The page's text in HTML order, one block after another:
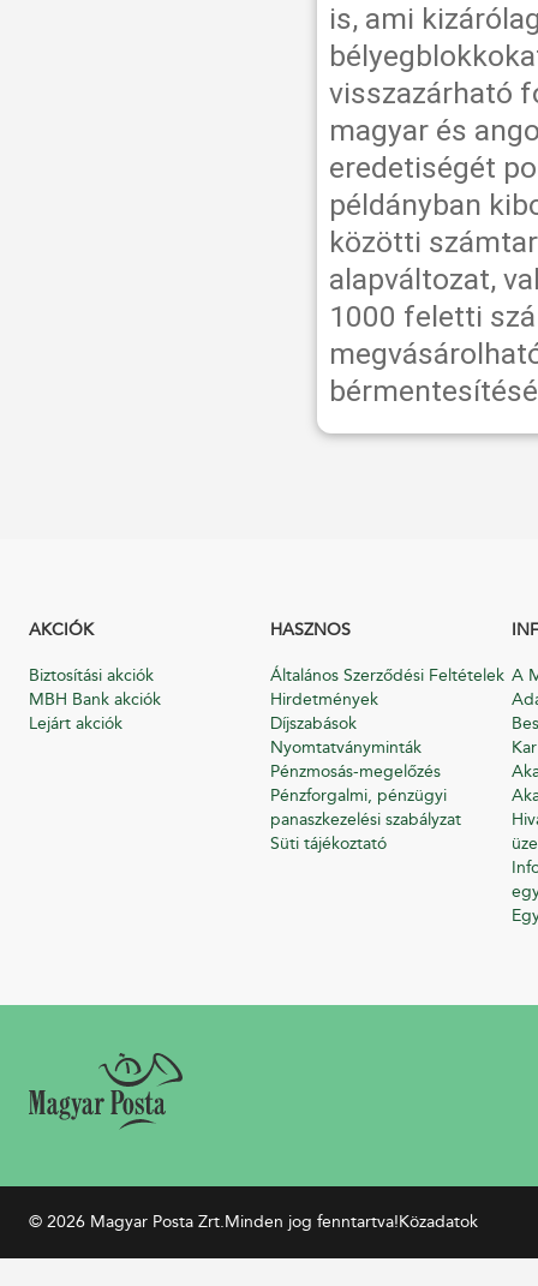
is, ami
visszazárható
magyar és
eredetiségét
példányban
közötti
alapváltozat,
1000 feletti
AKCIÓK
Biztosítási akciók
MBH Bank akciók
Lejárt akciók
HASZNOS
Általános Szerződési Feltételek
Hirdetmények
Díjszabások
Nyomtatványminták
Pénzmosás-megelőzés
Pénzforgalmi, pénzügyi
panaszkezelési szabályzat
Süti tájékoztató
A
© 2026 Magyar Posta Zrt.Minden jog fenntartva!Közadatok